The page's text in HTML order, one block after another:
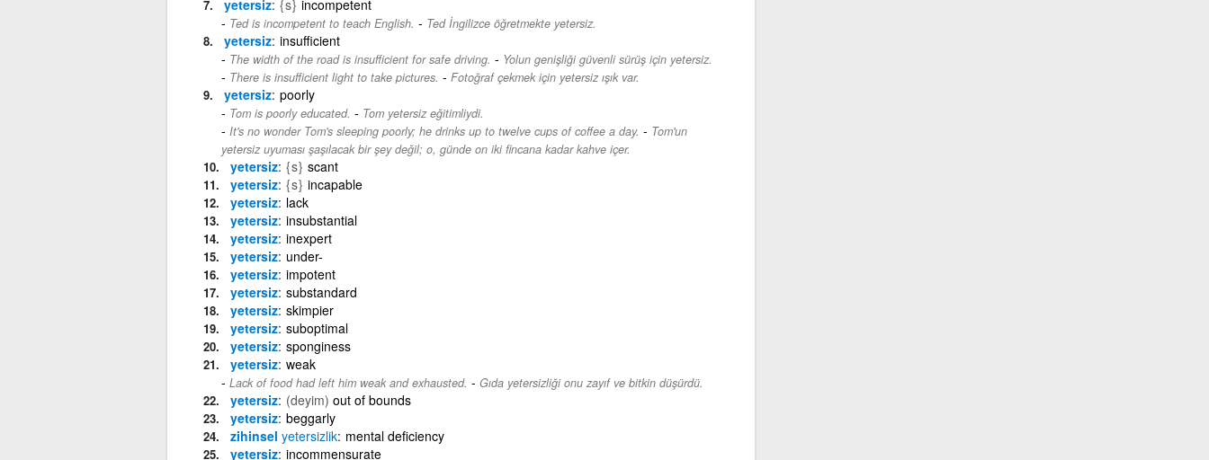
yetersiz {s} incompetent
Ted is incompetent to teach English. - Ted İngilizce öğretmekte yetersiz.
yetersiz insufficient
The width of the road is insufficient for safe driving. - Yolun genişliği güvenli sürüş için yetersiz.
There is insufficient light to take pictures. - Fotoğraf çekmek için yetersiz ışık var.
yetersiz poorly
Tom is poorly educated. - Tom yetersiz eğitimliydi.
It's no wonder Tom's sleeping poorly; he drinks up to twelve cups of coffee a day. - Tom'un
yetersiz uyuması şaşılacak bir şey değil; o, günde on iki fincana kadar kahve içer.
yetersiz {s} scant
yetersiz {s} incapable
yetersiz lack
yetersiz insubstantial
yetersiz inexpert
yetersiz under-
yetersiz impotent
yetersiz substandard
yetersiz skimpier
yetersiz suboptimal
yetersiz sponginess
yetersiz weak
Lack of food had left him weak and exhausted. - Gıda yetersizliği onu zayıf ve bitkin düşürdü.
yetersiz (deyim) out of bounds
yetersiz beggarly
zihinsel yetersizlik mental deficiency
yetersiz incommensurate